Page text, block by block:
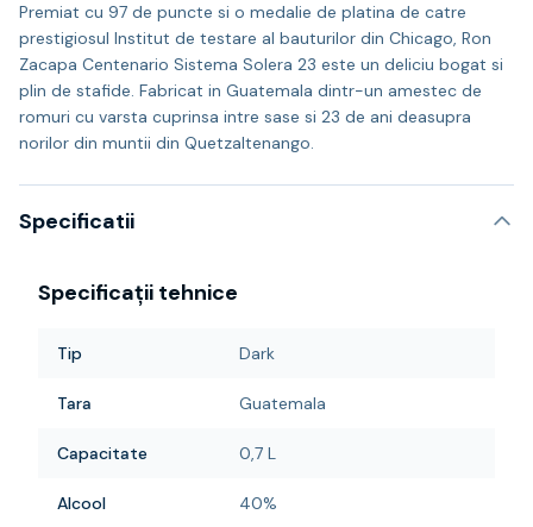
Premiat cu 97 de puncte si o medalie de platina de catre
prestigiosul Institut de testare al bauturilor din Chicago, Ron
Zacapa Centenario Sistema Solera 23 este un deliciu bogat si
plin de stafide. Fabricat in Guatemala dintr-un amestec de
romuri cu varsta cuprinsa intre sase si 23 de ani deasupra
norilor din muntii din Quetzaltenango.
Specificatii
Specificații tehnice
Tip Dark
Tara Guatemala
Capacitate 0,7 L
Alcool 40%